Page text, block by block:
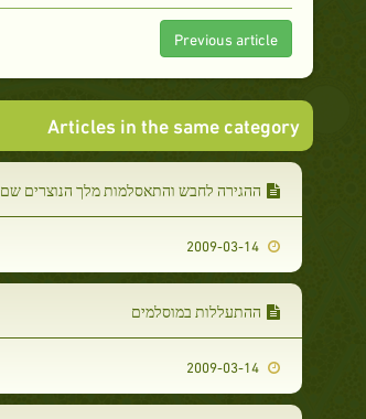
Previous article
Articles in the same category
ההגירה לחבש והתאסלמות מלך הנוצרים שם
2009-03-14
ההתעללות במוסלמים
2009-03-14